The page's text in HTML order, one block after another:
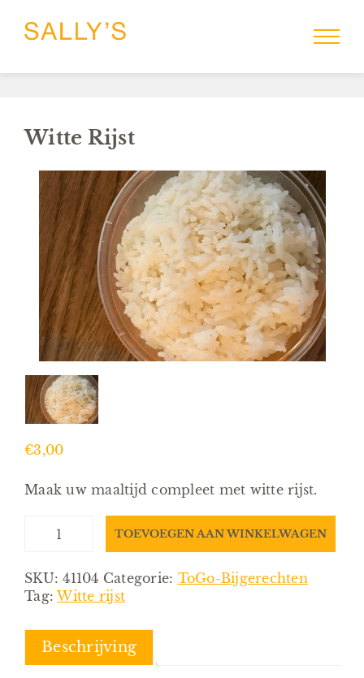
HOME
MENU
SALLYS-TO-GO
RESERVEREN
CATERING
GROEPEN
Witte Rijst
€3,00
Maak uw maaltijd compleet met witte rijst.
TOEVOEGEN AAN WINKELWAGEN
SKU:41104 Categorie: ToGo-Bijgerechten
Tag:Witte rijst
Beschrijving